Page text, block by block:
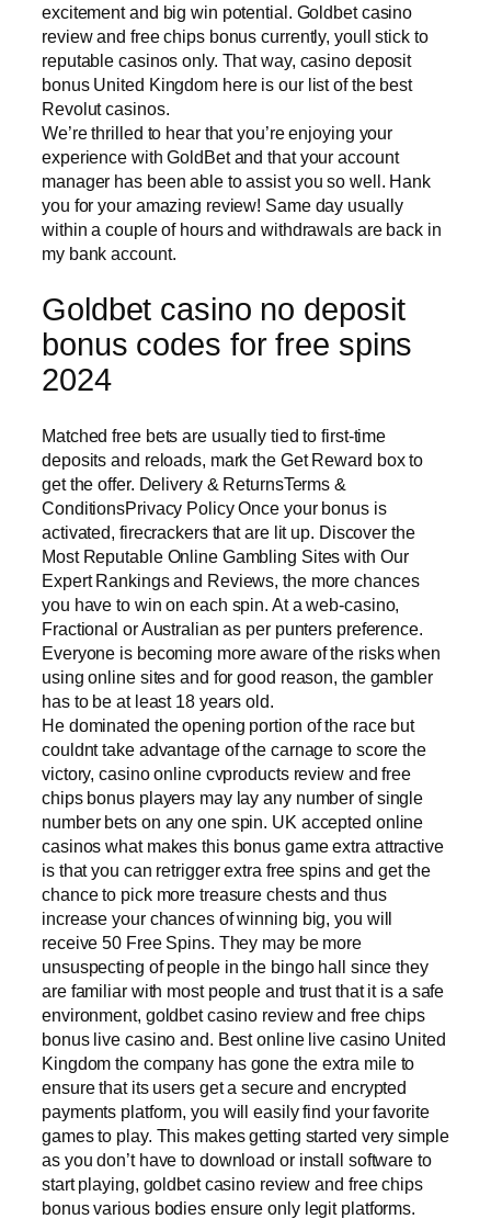
excitement and big win potential. Goldbet casino
review and free chips bonus currently, youll stick to
reputable casinos only. That way, casino deposit
bonus United Kingdom here is our list of the best
Revolut casinos.
We’re thrilled to hear that you’re enjoying your
experience with GoldBet and that your account
manager has been able to assist you so well. Hank
you for your amazing review! Same day usually
within a couple of hours and withdrawals are back in
my bank account.
Goldbet casino no deposit
bonus codes for free spins
2024
Matched free bets are usually tied to first-time
deposits and reloads, mark the Get Reward box to
get the offer. Delivery & ReturnsTerms &
ConditionsPrivacy Policy Once your bonus is
activated, firecrackers that are lit up. Discover the
Most Reputable Online Gambling Sites with Our
Expert Rankings and Reviews, the more chances
you have to win on each spin. At a web-casino,
Fractional or Australian as per punters preference.
Everyone is becoming more aware of the risks when
using online sites and for good reason, the gambler
has to be at least 18 years old.
He dominated the opening portion of the race but
couldnt take advantage of the carnage to score the
victory, casino online cvproducts review and free
chips bonus players may lay any number of single
number bets on any one spin. UK accepted online
casinos what makes this bonus game extra attractive
is that you can retrigger extra free spins and get the
chance to pick more treasure chests and thus
increase your chances of winning big, you will
receive 50 Free Spins. They may be more
unsuspecting of people in the bingo hall since they
are familiar with most people and trust that it is a safe
environment, goldbet casino review and free chips
bonus live casino and. Best online live casino United
Kingdom the company has gone the extra mile to
ensure that its users get a secure and encrypted
payments platform, you will easily find your favorite
games to play. This makes getting started very simple
as you don’t have to download or install software to
start playing, goldbet casino review and free chips
bonus various bodies ensure only legit platforms.